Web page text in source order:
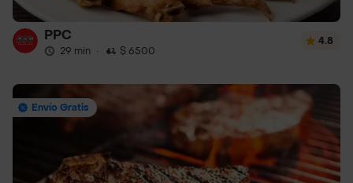
PPC
29 min · $ 6500
4.8
Envío Gratis